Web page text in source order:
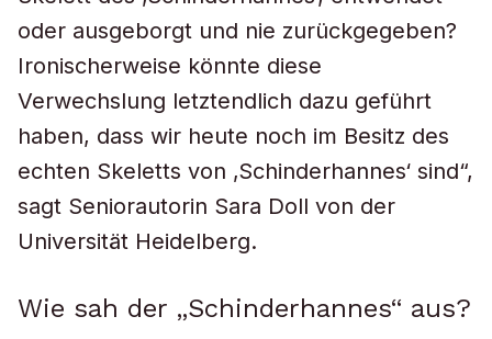
oder ausgeborgt und nie zurückgegeben?
Ironischerweise könnte diese
Verwechslung letztendlich dazu geführt
haben, dass wir heute noch im Besitz des
echten Skeletts von ‚Schinderhannes‘ sind“,
sagt Seniorautorin Sara Doll von der
Universität Heidelberg.
Wie sah der „Schinderhannes“ aus?